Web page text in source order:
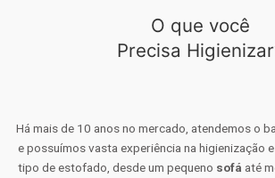
O que você
Precisa
Há mais de 10 anos no mercado, atendemos o
e possuímos vasta experiência na higienização
tipo de estofado, desde um pequeno sofá até